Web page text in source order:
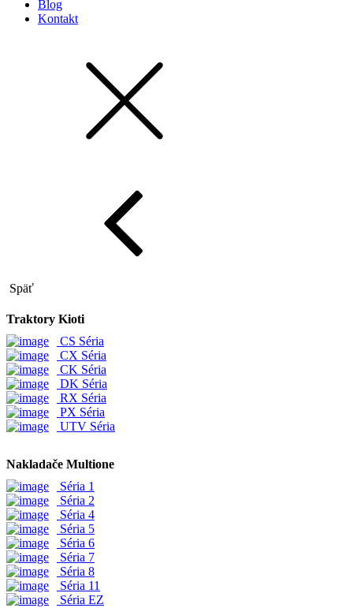
Blog
Kontakt
Späť
Traktory Kioti
CS Séria
CX Séria
CK Séria
DK Séria
RX Séria
PX Séria
UTV Séria
Nakladače Multione
Séria 1
Séria 2
Séria 4
Séria 5
Séria 6
Séria 7
Séria 8
Séria 11
Séria EZ